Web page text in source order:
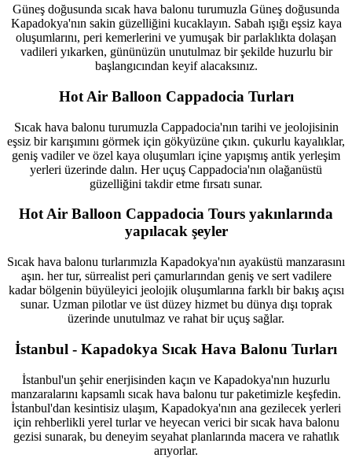
Güneş doğusunda sıcak hava balonu turumuzla Güneş doğusunda
Kapadokya'nın sakin güzelliğini kucaklayın. Sabah ışığı eşsiz kaya
oluşumlarını, peri kemerlerini ve yumuşak bir parlaklıkta dolaşan
vadileri yıkarken, gününüzün unutulmaz bir şekilde huzurlu bir
başlangıcından keyif alacaksınız.
Hot Air Balloon Cappadocia Turları
Sıcak hava balonu turumuzla Cappadocia'nın tarihi ve jeolojisinin
eşsiz bir karışımını görmek için gökyüzüne çıkın. çukurlu kayalıklar,
geniş vadiler ve özel kaya oluşumları içine yapışmış antik yerleşim
yerleri üzerinde dalın. Her uçuş Cappadocia'nın olağanüstü
güzelliğini takdir etme fırsatı sunar.
Hot Air Balloon Cappadocia Tours yakınlarında
yapılacak şeyler
Sıcak hava balonu turlarımızla Kapadokya'nın ayaküstü manzarasını
aşın. her tur, sürrealist peri çamurlarından geniş ve sert vadilere
kadar bölgenin büyüleyici jeolojik oluşumlarına farklı bir bakış açısı
sunar. Uzman pilotlar ve üst düzey hizmet bu dünya dışı toprak
üzerinde unutulmaz ve rahat bir uçuş sağlar.
İstanbul - Kapadokya Sıcak Hava Balonu Turları
İstanbul'un şehir enerjisinden kaçın ve Kapadokya'nın huzurlu
manzaralarını kapsamlı sıcak hava balonu tur paketimizle keşfedin.
İstanbul'dan kesintisiz ulaşım, Kapadokya'nın ana gezilecek yerleri
için rehberlikli yerel turlar ve heyecan verici bir sıcak hava balonu
gezisi sunarak, bu deneyim seyahat planlarında macera ve rahatlık
arıyorlar.